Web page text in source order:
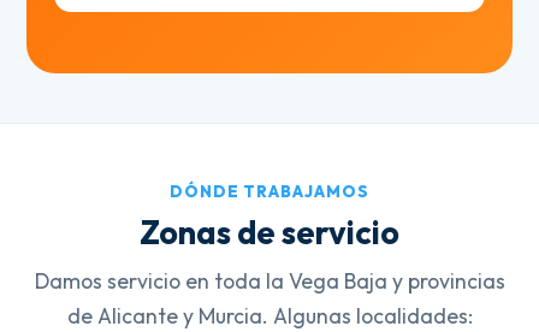
DÓNDE TRABAJAMOS
Zonas de servicio
Damos servicio en toda la Vega Baja y provincias
de Alicante y Murcia. Algunas localidades: